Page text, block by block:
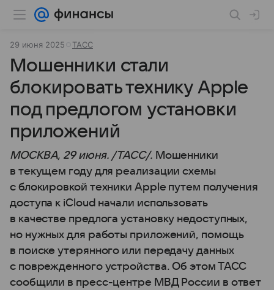
29 июня 2025 ТАСС
Мошенники стали
блокировать технику Apple
под предлогом установки
приложений
МОСКВА, 29 июня. /ТАСС/. Мошенники
в текущем году для реализации схемы
с блокировкой техники Apple путем получения
доступа к iCloud начали использовать
в качестве предлога установку недоступных,
но нужных для работы приложений, помощь
в поиске утерянного или передачу данных
с поврежденного устройства. Об этом ТАСС
сообщили в пресс-центре МВД России в ответ